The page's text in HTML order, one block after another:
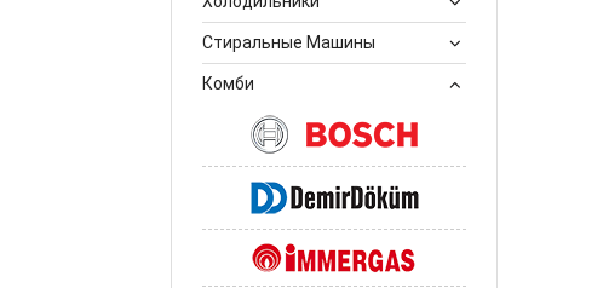
Стиральные Машины
Комби